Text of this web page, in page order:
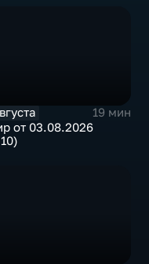
19 мин
от 03.08.2026